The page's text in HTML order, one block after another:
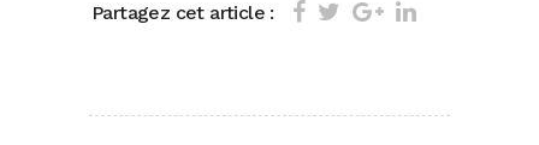
Partagez cet article :